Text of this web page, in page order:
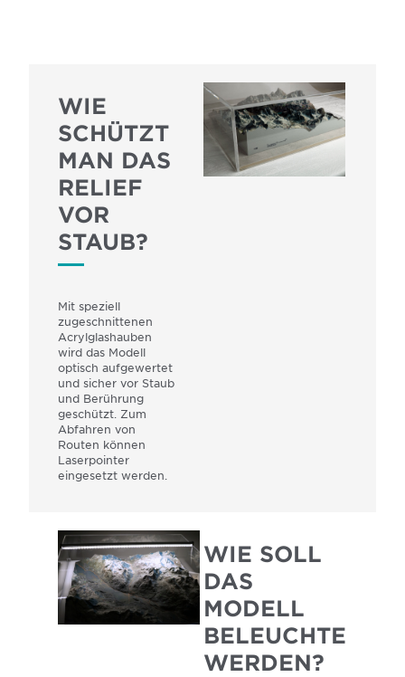
WIE
SCHÜTZT
MAN DAS
RELIEF
VOR
STAUB?
Mit speziell
zugeschnittenen
Acrylglashauben
wird das Modell
optisch aufgewertet
und sicher vor Staub
und Berührung
geschützt. Zum
Abfahren von
Routen können
Laserpointer
eingesetzt werden.
WIE SOLL
DAS
MODELL
BELEUCHTET
WERDEN?